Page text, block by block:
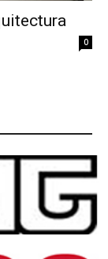
0